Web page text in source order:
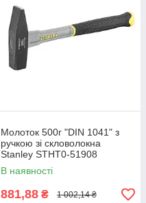
Молоток 500г "DIN 1041" з
ручкою зі скловолокна
Stanley STHT0-51908
В наявності
881,88 ₴ 1 002,14 ₴